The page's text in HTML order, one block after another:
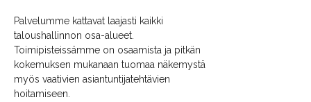
Palvelumme kattavat laajasti kaikki
taloushallinnon osa-alueet.
Toimipisteissämme on osaamista ja pitkän
kokemuksen mukanaan tuomaa näkemystä
myös vaativien asiantuntijatehtävien
hoitamiseen.